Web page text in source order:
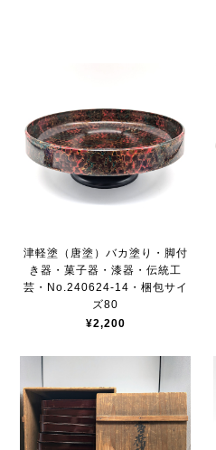
津軽塗（唐塗）バカ塗り・脚付
き器・菓子器・漆器・伝統工
芸・No.240624-14・梱包サイ
ズ80
¥2,200